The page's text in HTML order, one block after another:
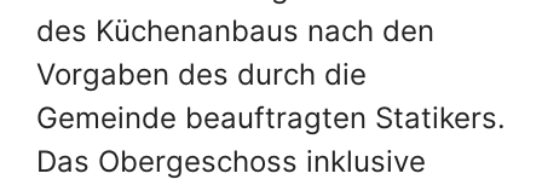
des Küchenanbaus nach den
Vorgaben des durch die
Gemeinde beauftragten Statikers.
Das Obergeschoss inklusive